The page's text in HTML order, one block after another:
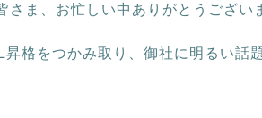
さま、お忙しい中ありがとうござい
昇格をつかみ取り、御社に明るい話